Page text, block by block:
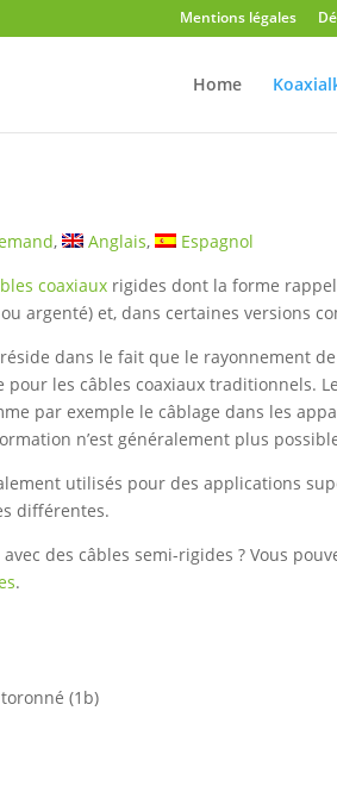
Mentions légales
Home
Anglais
Espagnol
coaxiaux rigides dont la forme
argenté) et, dans certaines versions
dans le fait que le rayonnement
pour les câbles coaxiaux traditionnels.
par exemple le câblage dans les
n’est généralement plus
utilisés pour des applications
différentes.
des câbles semi-rigides ? Vous
.
(1b)